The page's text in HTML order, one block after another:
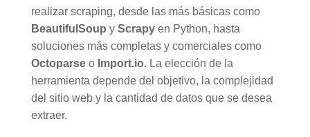
realizar scraping, desde las más básicas como
BeautifulSoup y Scrapyen Python, hasta
soluciones más completas y comerciales como
Octoparseo Import.io. La elección de la
herramienta depende del objetivo, la complejidad
del sitio web y la cantidad de datos que se desea
extraer.